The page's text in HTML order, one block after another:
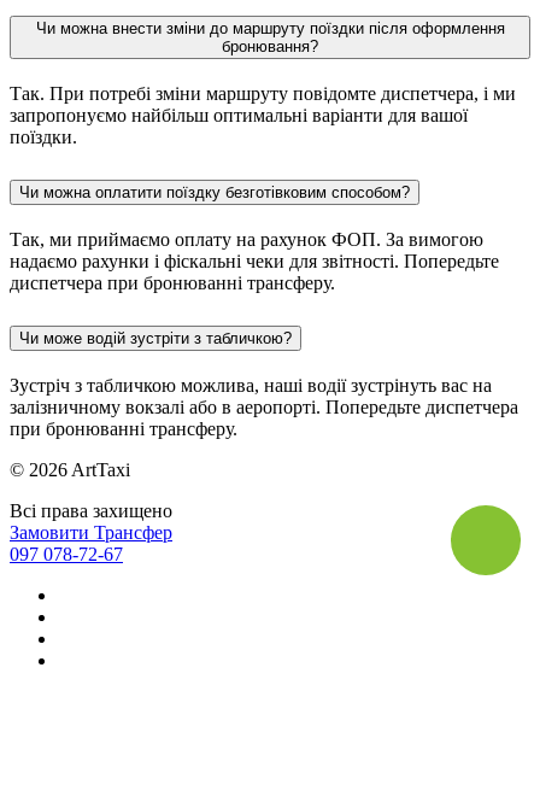
Чи можна внести зміни до маршруту поїздки після оформлення
бронювання?
Так. При потребі зміни маршруту повідомте диспетчера, і ми
запропонуємо найбільш оптимальні варіанти для вашої
поїздки.
Чи можна оплатити поїздку безготівковим способом?
Так, ми приймаємо оплату на рахунок ФОП. За вимогою
надаємо рахунки і фіскальні чеки для звітності. Попередьте
диспетчера при бронюванні трансферу.
Чи може водій зустріти з табличкою?
Зустріч з табличкою можлива, наші водії зустрінуть вас на
залізничному вокзалі або в аеропорті. Попередьте диспетчера
при бронюванні трансферу.
© 2026 ArtTaxi
Всі права захищено
Замовити Трансфер
097 078-72-67